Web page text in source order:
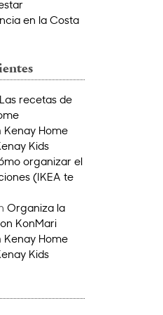
en la Costa
Las recetas de
Kenay Home
Kids
organizar el
(IKEA te
Organiza la
KonMari
Kenay Home
Kids